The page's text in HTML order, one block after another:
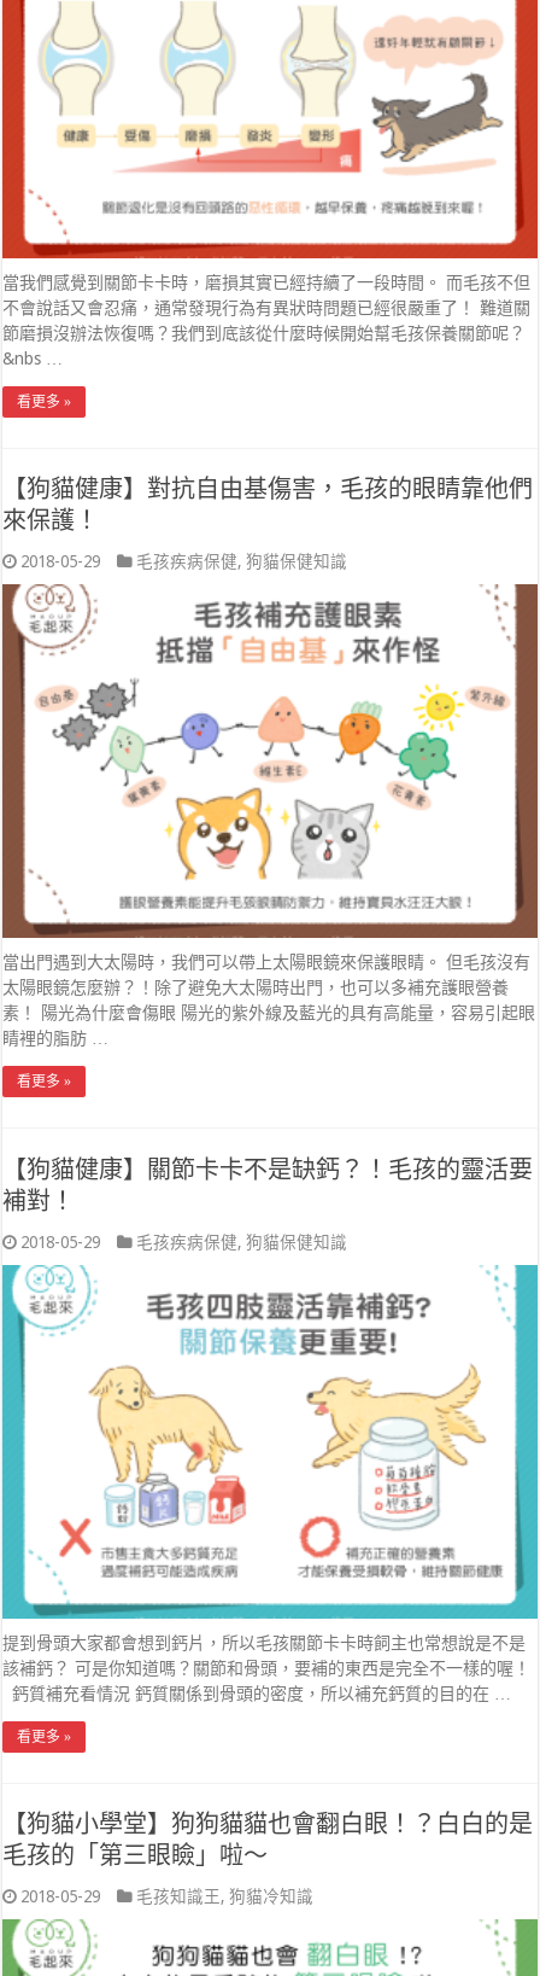
當我們感覺到關節卡卡時，磨損其實已經持續了一段時間。 而毛孩不但
不會說話又會忍痛，通常發現行為有異狀時問題已經很嚴重了！ 難道關
節磨損沒辦法恢復嗎？我們到底該從什麼時候開始幫毛孩保養關節呢？
&nbs …
看更多 »
【狗貓健康】對抗自由基傷害，毛孩的眼睛靠他們
來保護！
2018-05-29 毛孩疾病保健,狗貓保健知識
當出門遇到大太陽時，我們可以帶上太陽眼鏡來保護眼睛。 但毛孩沒有
太陽眼鏡怎麼辦？！除了避免大太陽時出門，也可以多補充護眼營養
素！ 陽光為什麼會傷眼 陽光的紫外線及藍光的具有高能量，容易引起眼
睛裡的脂肪 …
看更多 »
【狗貓健康】關節卡卡不是缺鈣？！毛孩的靈活要
補對！
2018-05-29 毛孩疾病保健,狗貓保健知識
提到骨頭大家都會想到鈣片，所以毛孩關節卡卡時飼主也常想說是不是
該補鈣？ 可是你知道嗎？關節和骨頭，要補的東西是完全不一樣的喔！
鈣質補充看情況 鈣質關係到骨頭的密度，所以補充鈣質的目的在 …
看更多 »
【狗貓小學堂】狗狗貓貓也會翻白眼！？白白的是
毛孩的「第三眼瞼」啦～
2018-05-29 毛孩知識王,狗貓冷知識